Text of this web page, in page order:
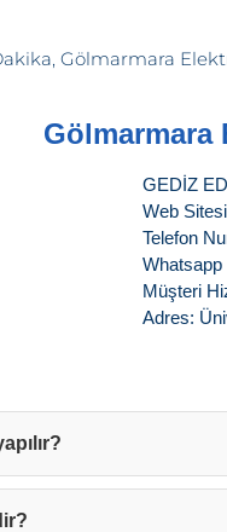
GEDİZ
Web
Telefon
Whatsapp
Müşteri
Adres: